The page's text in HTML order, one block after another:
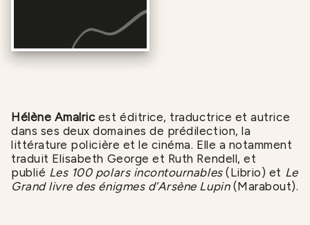
Hélène Amalricest éditrice, traductrice et autrice
dans ses deux domaines de prédilection, la
littérature policière et le cinéma. Elle a notamment
traduit Elisabeth George et Ruth Rendell, et
publié Les 100 polars incontournables(Librio) et Le
Grand livre des énigmes d’Arsène Lupin(Marabout).